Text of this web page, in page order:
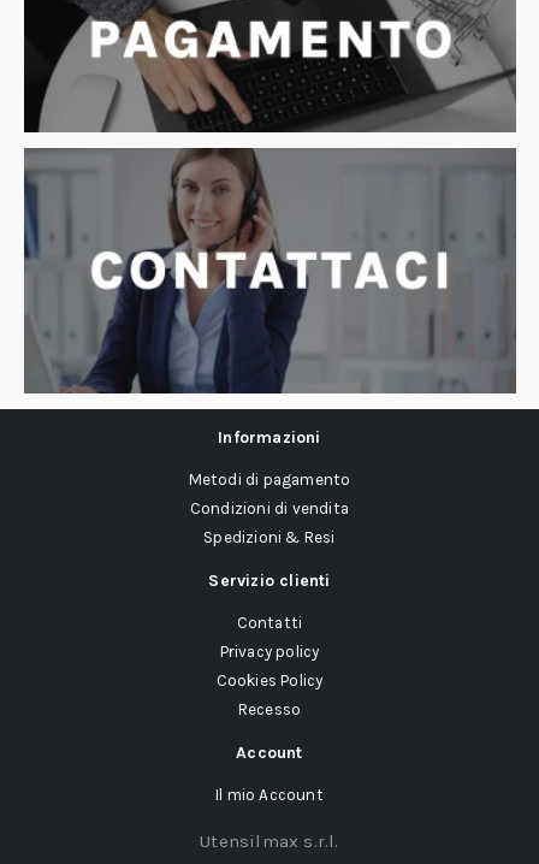
Informazioni
Metodi di pagamento
Condizioni di vendita
Spedizioni & Resi
Servizio clienti
Contatti
Privacy policy
Cookies Policy
Recesso
Account
Il mio Account
Utensilmax s.r.l.